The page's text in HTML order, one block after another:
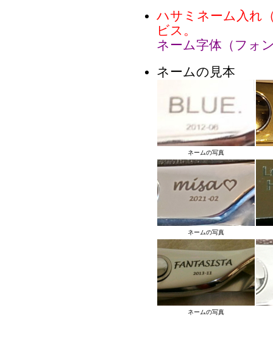
ハサミネーム入れ
ビス。
ネーム字体（フォ
ネームの見本
ネームの写真
ネームの写真
ネームの写真